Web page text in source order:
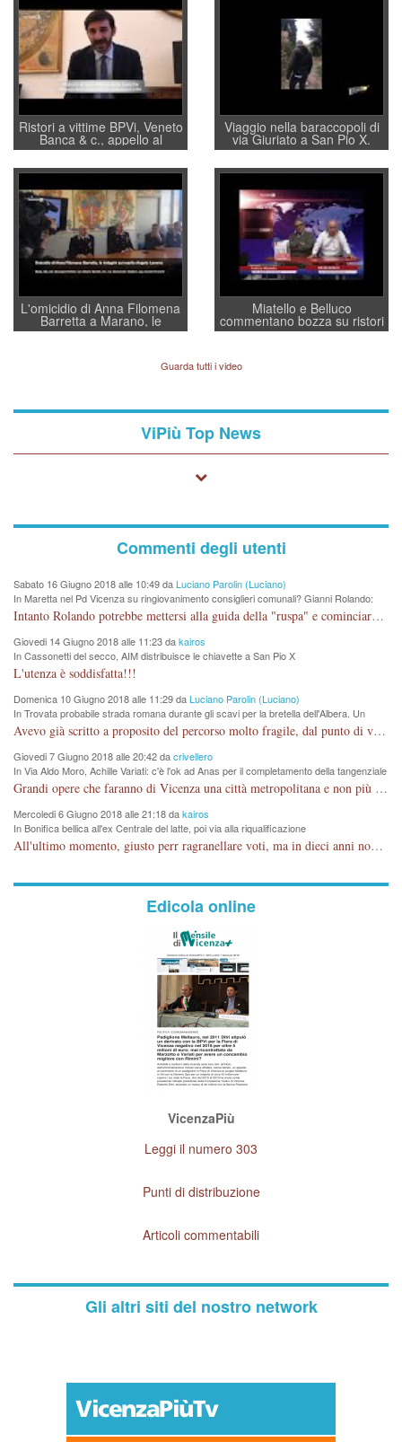
Ristori a vittime BPVi, Veneto
Banca & c., appello al
sottosegretario Alessio
Villarosa: per mettere ordine
convochi con Di Maio CNCU
a supporto della cabina di
regia al Mef
Viaggio nella baraccopoli di
via Giuriato a San Pio X.
Vicenza ai Vicentini: “faremo
un regalo di Natale ai
residenti”
L'omicidio di Anna Filomena
Barretta a Marano, le
indagini dei carabinieri di
quelle di... Barbara D'Urso
Miatello e Belluco
commentano bozza su ristori
BPVi e Veneto Banca
Guarda tutti i video
ViPiù Top News
Commenti degli utenti
Sabato 16 Giugno 2018 alle 10:49 daLuciano Parolin (Luciano)
In Maretta nel Pd Vicenza su ringiovanimento consiglieri comunali? Gianni Rolando:
"non mi dimetto". Angelo Tonello: "va bene così"
Intanto Rolando potrebbe mettersi alla guida della "ruspa" e cominciare a scavare l'acqua alle Maddalene, con tanti Auguri di Acque Vicentine, magari deviando il percorso della Bretella. Amen.
Giovedi 14 Giugno 2018 alle 11:23 dakairos
In Cassonetti del secco, AIM distribuisce le chiavette a San Pio X
L'utenza è soddisfatta!!!
Domenica 10 Giugno 2018 alle 11:29 daLuciano Parolin (Luciano)
In Trovata probabile strada romana durante gli scavi per la bretella dell'Albera. Un
nuovo stop?
Avevo già scritto a proposito del percorso molto fragile, dal punto di vista archeologico. La zona è sicuramente ricca di testimonianze religiose, con insediamenti abitativi, vedi l'acquedotto romano di Lobbia. Spero, che risorgive della Seriola, non subiscano danni.
Giovedi 7 Giugno 2018 alle 20:42 dacrivellero
In Via Aldo Moro, Achille Variati: c'è l'ok ad Anas per il completamento della tangenziale
Grandi opere che faranno di Vicenza una città metropolitana e non più provinciale soffocata dal rumore dal traffico e smog concentrato in 6 vie cittadine. complimenti
Mercoledi 6 Giugno 2018 alle 21:18 dakairos
In Bonifica bellica all'ex Centrale del latte, poi via alla riqualificazione
All'ultimo momento, giusto perr ragranellare voti, ma in dieci anni non si poteva fare prima?
Edicola online
VicenzaPiù
Leggi il numero 303
Punti di distribuzione
Articoli commentabili
Gli altri siti del nostro network